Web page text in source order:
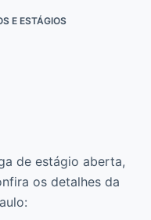
E ESTÁGIOS
de estágio aberta,
os detalhes da